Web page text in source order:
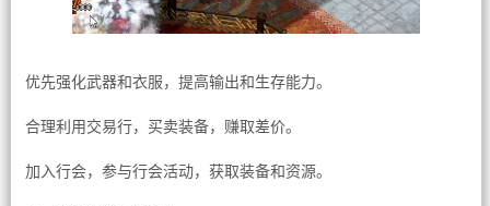
优先强化武器和衣服，提高输出和生存能力。
合理利用交易行，买卖装备，赚取差价。
加入行会，参与行会活动，获取装备和资源。